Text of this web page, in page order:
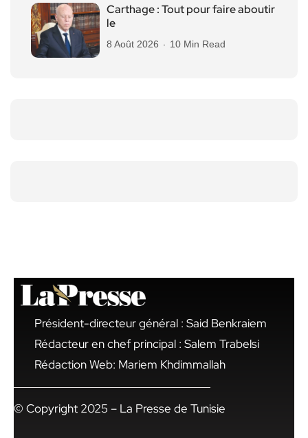
Carthage : Tout pour faire aboutir
le
8 Août 2026 10 Min Read
Président-directeur général : Said Benkraiem
Rédacteur en chef principal : Salem Trabelsi
Rédaction Web: Mariem Khdimmallah
© Copyright 2025 – La Presse de Tunisie